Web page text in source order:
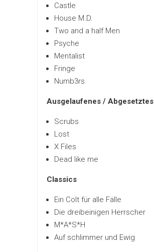
Castle
House M.D.
Two and a half Men
Psyche
Mentalist
Fringe
Numb3rs
Ausgelaufenes / Abgesetztes
Scrubs
Lost
X Files
Dead like me
Classics
Ein Colt für alle Fälle
Die dreibeinigen Herrscher
M*A*S*H
Auf schlimmer und Ewig